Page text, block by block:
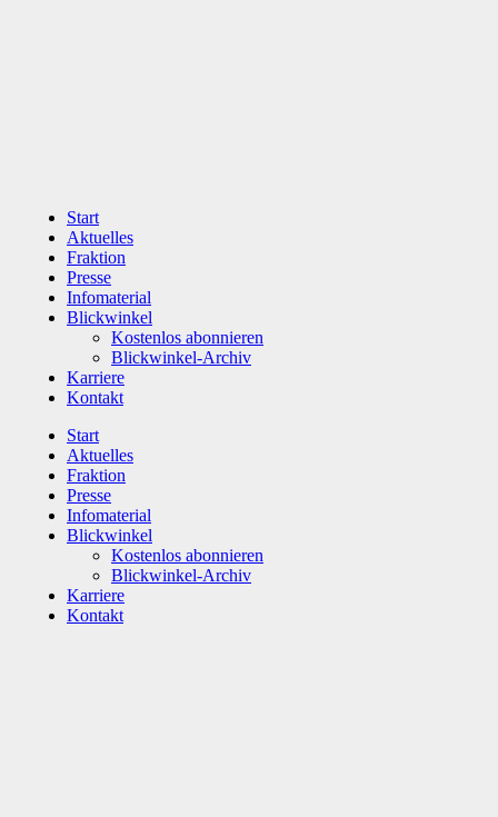
Start
Aktuelles
Fraktion
Presse
Infomaterial
Blickwinkel
Kostenlos abonnieren
Blickwinkel-Archiv
Karriere
Kontakt
Start
Aktuelles
Fraktion
Presse
Infomaterial
Blickwinkel
Kostenlos abonnieren
Blickwinkel-Archiv
Karriere
Kontakt